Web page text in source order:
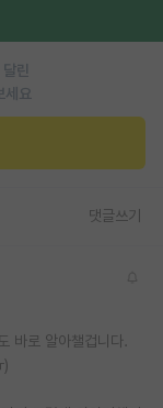
린
세요
댓글쓰기
바로 알아챌겁니다.
)